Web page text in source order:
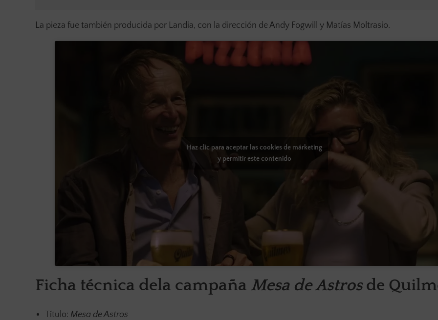
La pieza fue también producida por Landia, con la dirección de Andy Fogwill y Matías Moltrasio.
Haz clic para aceptar las cookies de márketing
y permitir este contenido
Ficha técnica dela campaña Mesa de Astrosde
Título: Mesa de Astros